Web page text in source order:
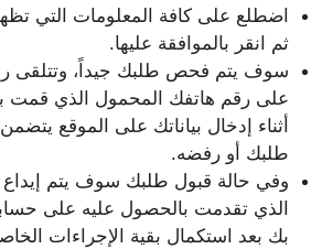
اضطلع على كافة المعلومات التي
ثم انقر بالموافقة عليها.
سوف يتم فحص طلبك جيداً، وتتلقى
على رقم هاتفك المحمول الذي قمت
أثناء إدخال بياناتك على الموقع
طلبك أو رفضه.
وفي حالة قبول طلبك سوف يتم إيداع
الذي تقدمت بالحصول عليه على
بك بعد استكمال بقية الإجراءات